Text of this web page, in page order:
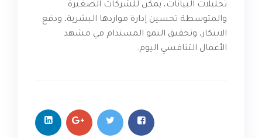
تحليلات البيانات، يمكن للشركات الصغيرة
والمتوسطة تحسين إدارة مواردها البشرية، ودفع
الابتكار، وتحقيق النمو المستدام في مشهد
الأعمال التنافسي اليوم.